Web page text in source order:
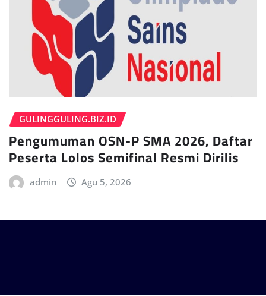
GULINGGULING.BIZ.ID
Pengumuman OSN-P SMA 2026, Daftar
Peserta Lolos Semifinal Resmi Dirilis
admin Agu 5, 2026